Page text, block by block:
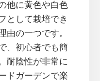
他に黄色や白色
として栽培でき
由の一つです。
、初心者でも簡
耐陰性が非常に
ドガーデンで楽